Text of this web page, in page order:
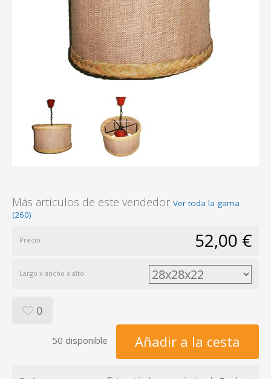
Más artículos de este vendedor Ver toda la gama
(260)
Precio 52,00 €
Largo x ancho x alto
0
50 disponible Añadir a la cesta